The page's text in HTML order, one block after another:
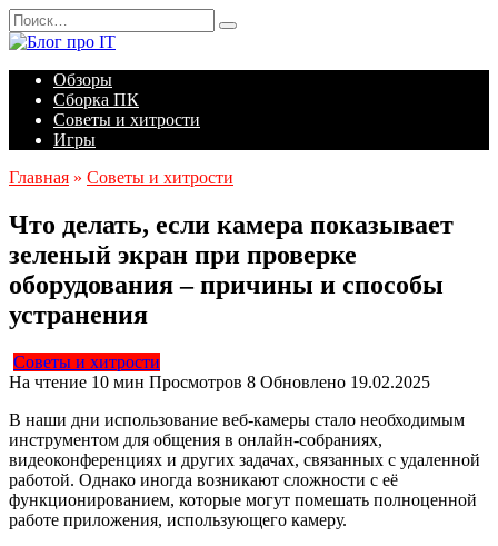
Перейти
к
содержанию
Search
for:
Обзоры
Сборка ПК
Советы и хитрости
Игры
Главная » Советы и хитрости
Что делать, если камера показывает
зеленый экран при проверке
оборудования – причины и способы
устранения
Советы и хитрости
На чтение 10 мин Просмотров 8 Обновлено 19.02.2025
В наши дни использование веб-камеры стало необходимым
инструментом для общения в онлайн-собраниях,
видеоконференциях и других задачах, связанных с удаленной
работой. Однако иногда возникают сложности с её
функционированием, которые могут помешать полноценной
работе приложения, использующего камеру.